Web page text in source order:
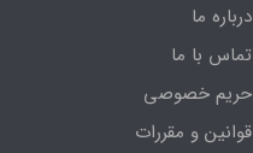
درباره ما
تماس با ما
حریم خصوصی
قوانین و مقررات